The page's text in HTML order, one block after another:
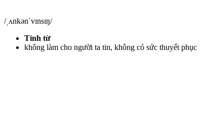
/ˌʌnkənˈvɪnsɪŋ/
Tính từ
không làm cho người ta tin, không có sức thuyết phục